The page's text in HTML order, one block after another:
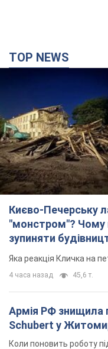
TOP NEWS
Києво-Печерську
"монстром"? Чому
зупиняти
"московського
Яка реакція Кличка на
4 часа назад 45,6 т.
Армія РФ знищила
Schubert у
Коли поновить роботу